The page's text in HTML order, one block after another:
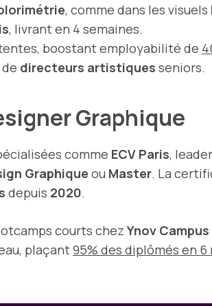
, comme dans les visuels
, livrant en 4 semaines.
boostant employabilité de
directeurs artistiques seniors.
Graphique
comme ECV Paris,
Graphique ou Master. La
depuis 2020.
courts chezYnov Campus
plaçant95% des diplômés en 6